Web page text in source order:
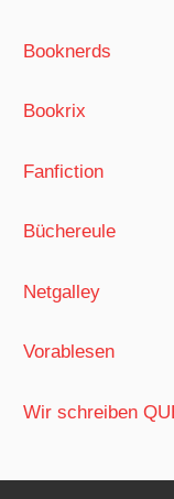
Booknerds
Bookrix
Fanfiction
Büchereule
Netgalley
Vorablesen
Wir schreiben